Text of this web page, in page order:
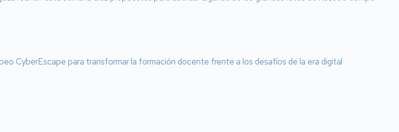
CyberEscape para transformar la formación docente frente a los desafíos de la era digital